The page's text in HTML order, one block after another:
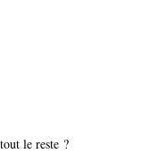
le reste ?